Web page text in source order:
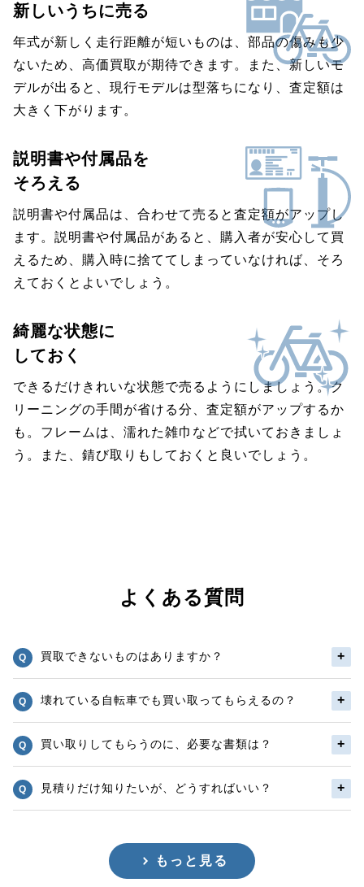
新しいうちに売る
年式が新しく走行距離が短いものは、部品の傷みも少
ないため、高価買取が期待できます。また、新しいモ
デルが出ると、現行モデルは型落ちになり、査定額は
大きく下がります。
説明書や付属品を
そろえる
説明書や付属品は、合わせて売ると査定額がアップし
ます。説明書や付属品があると、購入者が安心して買
えるため、購入時に捨ててしまっていなければ、そろ
えておくとよいでしょう。
綺麗な状態に
しておく
できるだけきれいな状態で売るようにしましょう。ク
リーニングの手間が省ける分、査定額がアップするか
も。フレームは、濡れた雑巾などで拭いておきましょ
う。また、錆び取りもしておくと良いでしょう。
よくある質問
買取できないものはありますか？
壊れている自転車でも買い取ってもらえるの？
買い取りしてもらうのに、必要な書類は？
見積りだけ知りたいが、どうすればいい？
もっと見る